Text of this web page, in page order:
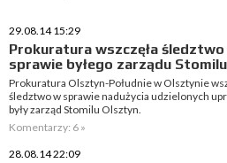
29.08.14 15:29
Prokuratura wszczęła śledztwo
sprawie byłego zarządu Stomilu
Prokuratura Olsztyn-Południe w Olsztynie
śledztwo w sprawie nadużycia udzielonych
były zarząd Stomilu Olsztyn.
Komentarzy: 6 »
28.08.14 22:09